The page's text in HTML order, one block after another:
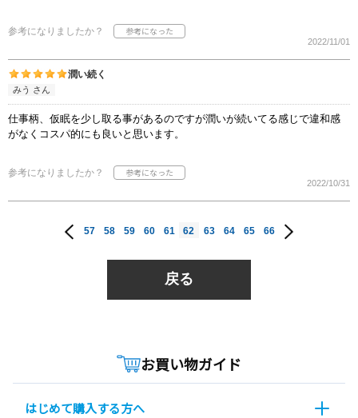
参考になりましたか？
2022/11/01
潤い続く
みう さん
仕事柄、仮眠を少し取る事があるのですが潤いが続いてる感じで違和感
がなくコスパ的にも良いと思います。
参考になりましたか？
2022/10/31
57 58 59 60 61 62 63 64 65 66
戻る
お買い物ガイド
はじめて購入する方へ